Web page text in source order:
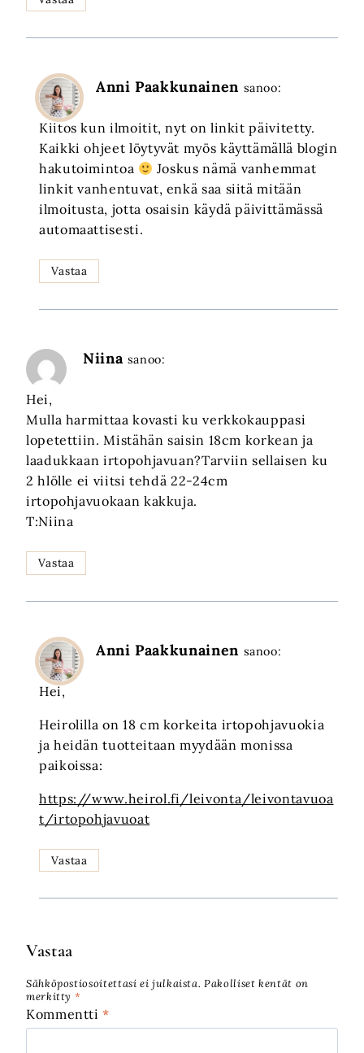
Anni Paakkunainen sanoo:
Kiitos kun ilmoitit, nyt on linkit päivitetty.
Kaikki ohjeet löytyvät myös käyttämällä blogin
hakutoimintoa
Joskus nämä vanhemmat
linkit vanhentuvat, enkä saa siitä mitään
ilmoitusta, jotta osaisin käydä päivittämässä
automaattisesti.
Vastaa
Niina sanoo:
Hei,
Mulla harmittaa kovasti ku verkkokauppasi
lopetettiin. Mistähän saisin 18cm korkean ja
laadukkaan irtopohjavuan?Tarviin sellaisen ku
2 hlölle ei viitsi tehdä 22-24cm
irtopohjavuokaan kakkuja.
T:Niina
Vastaa
Anni Paakkunainen sanoo:
Hei,
Heirolilla on 18 cm korkeita irtopohjavuokia
ja heidän tuotteitaan myydään monissa
paikoissa:
https://www.heirol.fi/leivonta/leivontavuoa
t/irtopohjavuoat
Vastaa
Vastaa
Sähköpostiosoitettasi ei julkaista. Pakolliset kentät on
merkitty *
Kommentti*